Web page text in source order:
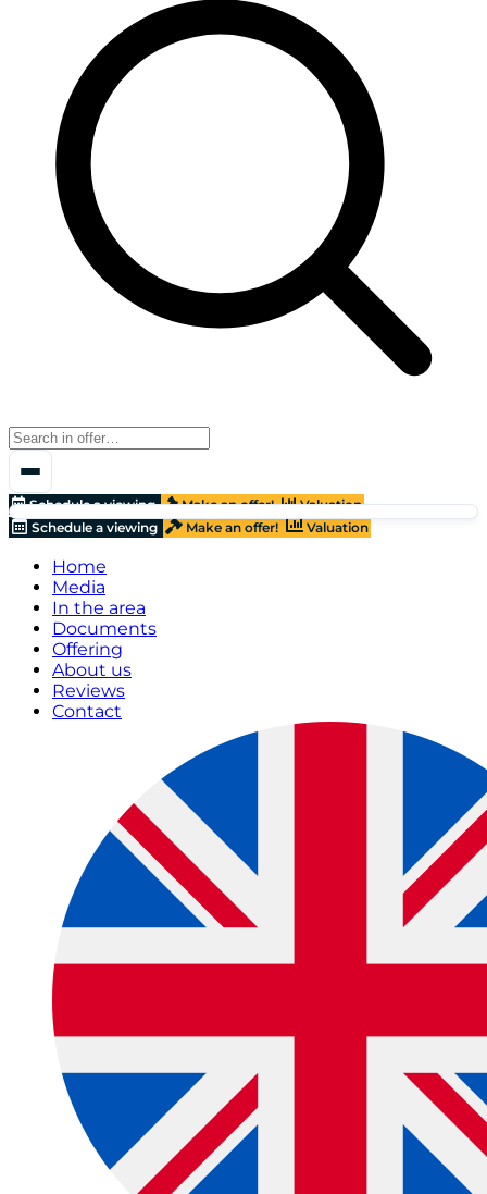
Schedule a viewing Make an offer!
Valuation
Schedule a viewing
Make an offer! Valuation
Home
Media
In the area
Documents
Offering
About us
Reviews
Contact